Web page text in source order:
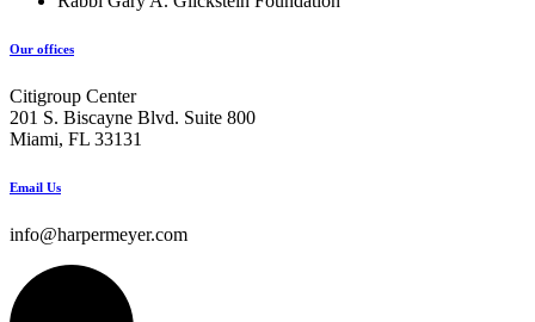
Our offices
Citigroup Center
201 S. Biscayne Blvd. Suite 800
Miami, FL 33131
Email Us
info@harpermeyer.com